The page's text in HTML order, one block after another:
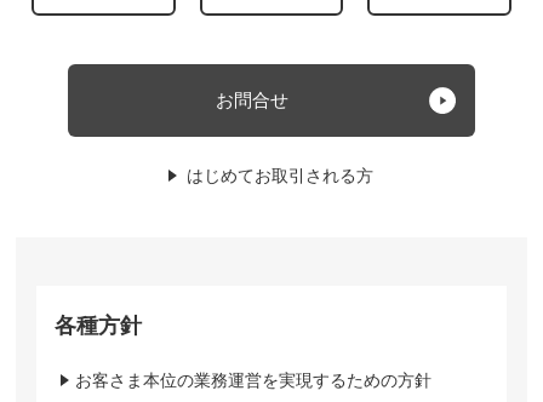
お問合せ
はじめてお取引される方
各種方針
お客さま本位の業務運営を実現するための方針